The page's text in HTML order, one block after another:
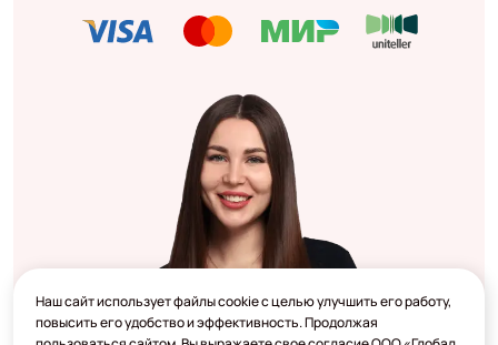
Наш сайт использует файлы cookie с целью улучшить его работу,
повысить его удобство и эффективность. Продолжая